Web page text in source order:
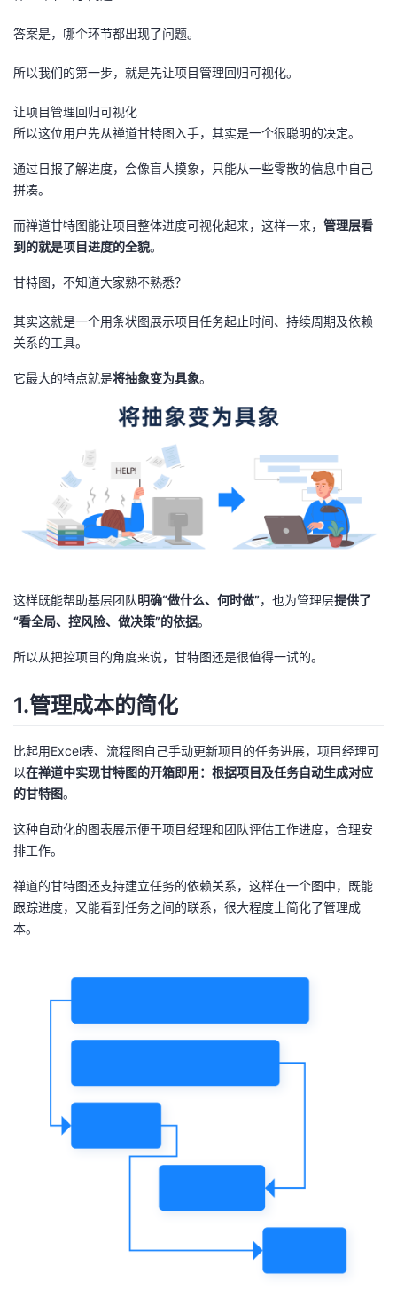
程
认
证
的
实
我
的
藏
持
建
答案是，哪个环节都出现了问题。
所以我们的第一步，就是先让项目管理回归可视化。
让项目管理回归可视化
所以这位用户先从禅道甘特图入手，其实是一个很聪明的决定。
通过日报了解进度，会像盲人摸象，只能从一些零散的信息中自己
拼凑。
而禅道甘特图能让项目整体进度可视化起来，这样一来， 管理层看
到的就是项目进度的全貌。
甘特图，不知道大家熟不熟悉？
其实这就是一个用条状图展示项目任务起止时间、持续周期及依赖
关系的工具。
它最大的特点就是将抽象变为具象。
这样既能帮助基层团队明确“做什么、何时做”，也为管理层提供了
“看全局、控风险、做决策”的依据。
所以从把控项目的角度来说，甘特图还是很值得一试的。
1.管理成本的简化
比起用Excel表、流程图自己手动更新项目的任务进展，项目经理可
以在禅道中实现甘特图的开箱即用：根据项目及任务自动生成对应
的甘特图。
这种自动化的图表展示便于项目经理和团队评估工作进度，合理安
排工作。
禅道的甘特图还支持建立任务的依赖关系，这样在一个图中，既能
跟踪进度，又能看到任务之间的联系，很大程度上简化了管理成
本。